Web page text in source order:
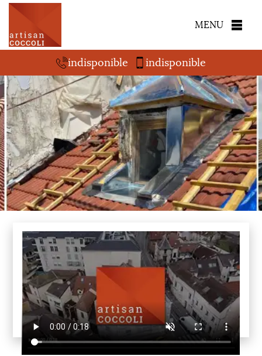
MENU
indisponible indisponible